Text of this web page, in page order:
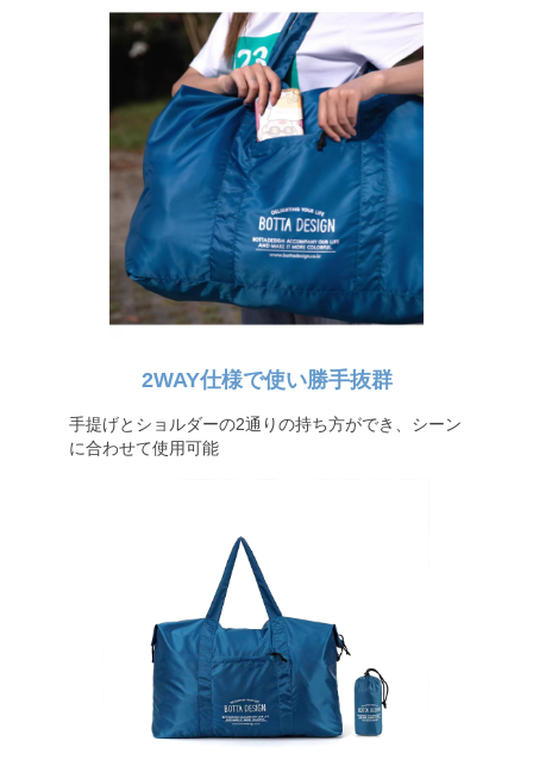
2WAY仕様で使い勝手抜群
手提げとショルダーの2通りの持ち方ができ、シーン
に合わせて使用可能